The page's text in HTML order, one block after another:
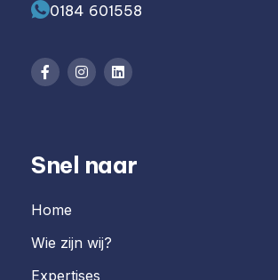
0184 601558
Snel naar
Home
Wie zijn wij?
Expertises